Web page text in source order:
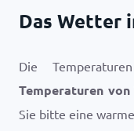
Das Wetter
Die
Temperaturen von
Sie bitte eine